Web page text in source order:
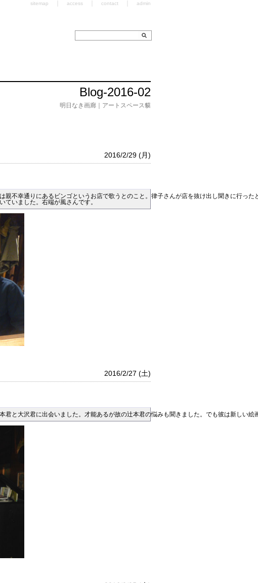
Blog-2016-02
明日なき画廊｜アートスペース貘
2016/2/29 (月)
親不幸通りにあるビンゴというお店で歌うとのこと。律子さんが店を抜け出し聞きに行
ていました。右端が風さんです。
2016/2/27 (土)
君と大沢君に出会いました。才能あるが故の辻本君の悩みも聞きました。でも彼は新し
sitemap access contact admin